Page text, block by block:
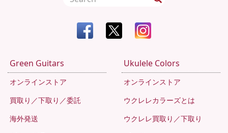
Green Guitars
オンラインストア
買取り／下取り／委託
海外発送
Ukulele Colors
オンラインストア
ウクレレカラーズとは
ウクレレ買取り／下取り